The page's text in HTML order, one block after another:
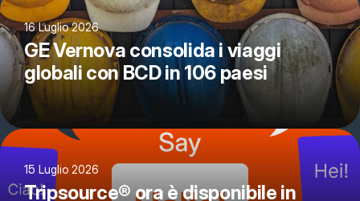
16 Luglio 2026
GE Vernova consolida i viaggi
globali con BCD in 106 paesi
15 Luglio 2026
Tripsource® ora è disponibile in